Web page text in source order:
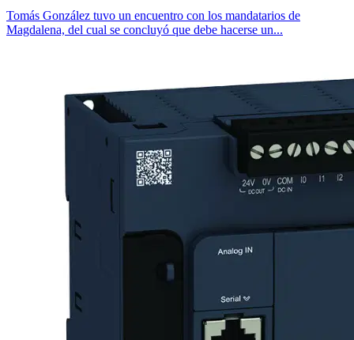
Tomás González tuvo un encuentro con los mandatarios de
Magdalena, del cual se concluyó que debe hacerse un...